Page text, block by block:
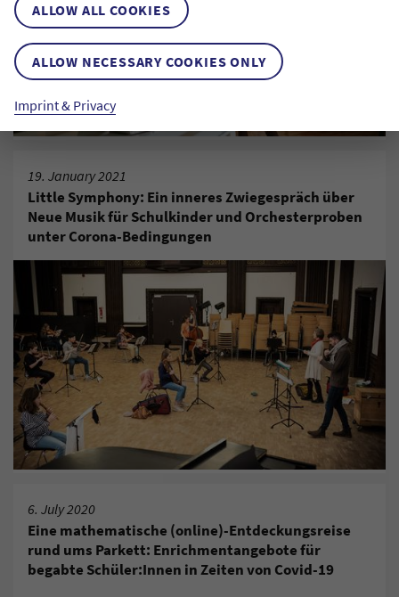
ALLOW ALL COOKIES
ALLOW NECESSARY COOKIES ONLY
Imprint & Privacy
19. January 2021
Little Symphony: Ein inneres Zwiegespräch über
Neue Musik für Schulkinder und Orchesterproben
unter Corona-Bedingungen
6. July 2020
Eine mathematische (online)-Entdeckungsreise
rund ums Parkett: Enrichmentangebote für
begabte Schüler:Innen in Zeiten von Covid-19